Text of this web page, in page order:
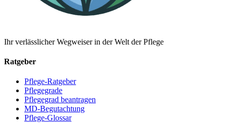
Ihr verlässlicher Wegweiser in der Welt der Pflege
Ratgeber
Pflege-Ratgeber
Pflegegrade
Pflegegrad beantragen
MD-Begutachtung
Pflege-Glossar